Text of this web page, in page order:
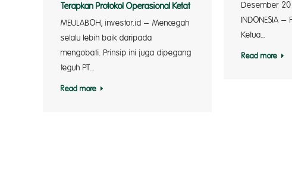
Desember
INDONESIA –
Ketua…
Read more
Terapkan Protokol Operasional Ketat
MEULABOH, investor.id – Mencegah
selalu lebih baik daripada
mengobati. Prinsip ini juga dipegang
teguh PT…
Read more